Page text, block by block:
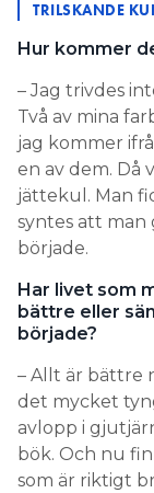
TRILSKANDE
Hur kommer
– Jag trivdes
Två av mina
jag kommer
en av dem. Då
jättekul. Man
syntes att man
började.
Har livet som
bättre eller
började?
– Allt är bättre
det mycket
avlopp i
bök. Och nu
som är riktigt